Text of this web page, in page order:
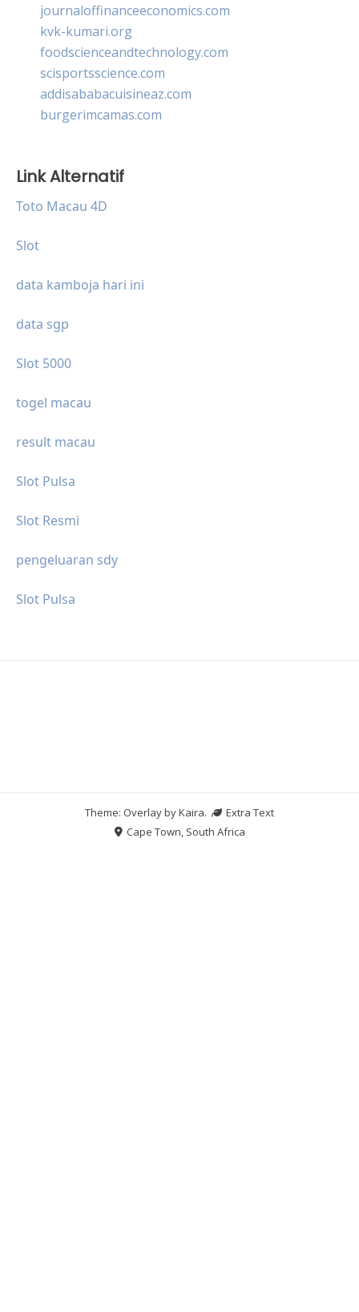
journaloffinanceeconomics.com
kvk-kumari.org
foodscienceandtechnology.com
scisportsscience.com
addisababacuisineaz.com
burgerimcamas.com
Link Alternatif
Toto Macau 4D
Slot
data kamboja hari ini
data sgp
Slot 5000
togel macau
result macau
Slot Pulsa
Slot Resmi
pengeluaran sdy
Slot Pulsa
Theme: Overlay byKaira.
Extra Text
Cape Town, South Africa